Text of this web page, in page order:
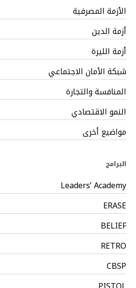
الأزمة المصرفية
أزمة الدين
أزمة الليرة
شبكة الأمان الاجتماعي
المنافسة والتجارة
النمو الاقتصادي
مواضيع أخرى
البرامج
Leaders’ Academy
ERASE
BELIEF
RETRO
CBSP